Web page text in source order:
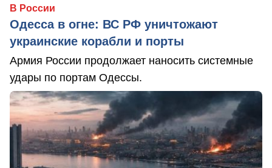
В России
Одесса в огне: ВС РФ уничтожают
украинские корабли и порты
Армия России продолжает наносить системные
удары по портам Одессы.